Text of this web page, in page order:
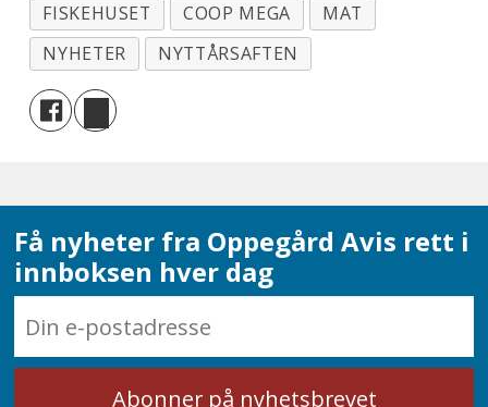
FISKEHUSET COOP MEGA
MAT
NYHETER
NYTTÅRSAFTEN
Få nyheter fra Oppegård Avis rett i
innboksen hver dag